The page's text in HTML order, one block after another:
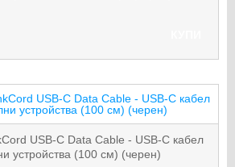
USB-C Data Cable - USB-C кабел
устройства (100 см) (черен)